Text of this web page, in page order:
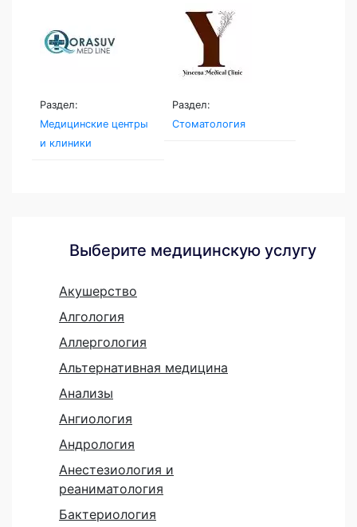
Раздел:
Медицинские центры
и клиники
Clinic
Раздел:
Стоматология
Выберите медицинскую услугу
Акушерство
Алгология
Аллергология
Альтернативная медицина
Анализы
Ангиология
Андрология
Анестезиология и
реаниматология
Бактериология